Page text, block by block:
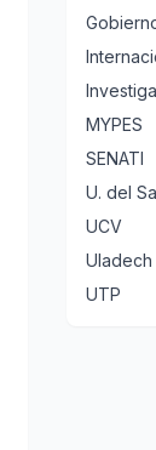
MYPES
SENATI
U. del
UCV
Uladech
UTP